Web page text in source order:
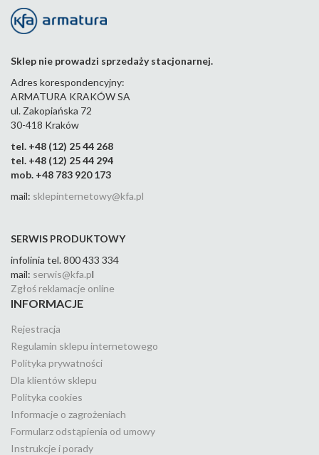
100-
Sklep nie prowadzi sprzedaży stacjonarnej.
Adres korespondencyjny:
ARMATURA KRAKÓW SA
ul. Zakopiańska 72
30-418 Kraków
tel. +48 (12) 25 44 268
tel. +48 (12) 25 44 294
mob. +48 783 920 173
mail: sklepinternetowy@kfa.pl
SERWIS PRODUKTOWY
infolinia tel. 800 433 334
mail: serwis@kfa.pl
Zgłoś reklamacje online
INFORMACJE
Rejestracja
Regulamin sklepu internetowego
Polityka prywatności
Dla klientów sklepu
Polityka cookies
Informacje o zagrożeniach
Formularz odstąpienia od umowy
Instrukcje i porady